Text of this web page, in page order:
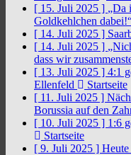
[ 15. Juli 2025 ] „Da
Goldkehlchen
[ 14. Juli 2025 ]
[ 14. Juli 2025 ]
dass wir
[ 13. Juli 2025 ] 4:1
Ellenfeld
Startseite
[ 11. Juli 2025 ]
Borussia auf den
[ 10. Juli 2025 ] 1:6
Startseite
[ 9. Juli 2025 ]